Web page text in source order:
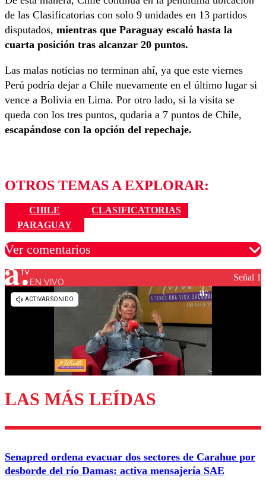
de las Clasificatorias con solo 9 unidades en 13 partidos
disputados, mientras que Paraguay escaló hasta la
cuarta posición tras alcanzar 20 puntos.
Las malas noticias no terminan ahí, ya que este viernes
Perú podría dejar a Chile nuevamente en el último lugar si
vence a Bolivia en Lima. Por otro lado, si la visita se
queda con los tres puntos, qudaria a 7 puntos de Chile,
escapándose con la opción del repechaje.
OTROS TEMAS A EXPLORAR:
CHILE
CLASIFICATORIAS
PARAGUAY
Ver comentarios
Los comentarios son moderados para garantizar un
diálogo respetuoso.
Enviar comentario
EN VIVO Señal 1
LAS MÁS LEÍDAS
Senapred ordena evacuar dos sectores de Carahue por
desborde del río Damas: activa mensajería SAE